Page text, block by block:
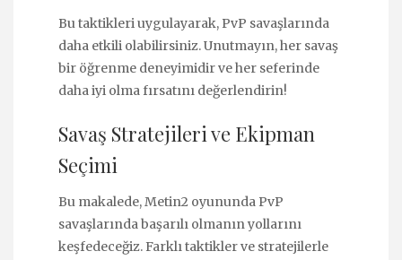
Bu taktikleri uygulayarak, PvP savaşlarında
daha etkili olabilirsiniz. Unutmayın, her savaş
bir öğrenme deneyimidir ve her seferinde
daha iyi olma fırsatını değerlendirin!
Savaş Stratejileri ve Ekipman
Seçimi
Bu makalede, Metin2 oyununda PvP
savaşlarında başarılı olmanın yollarını
keşfedeceğiz. Farklı taktikler ve stratejilerle